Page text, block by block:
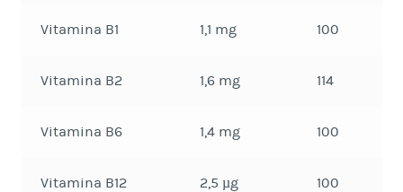
Vitamina B1 1,1 mg 100
Vitamina B2 1,6 mg 114
Vitamina B6 1,4 mg 100
Vitamina B12 2,5 µg 100